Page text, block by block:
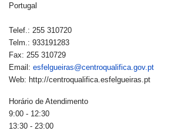
Portugal
Telef.: 255 310720
Telm.: 933191283
Fax: 255 310729
Email: esfelgueiras@centroqualifica.gov.pt
Web: http://centroqualifica.esfelgueiras.pt
Horário de Atendimento
9:00 - 12:30
13:30 - 23:00